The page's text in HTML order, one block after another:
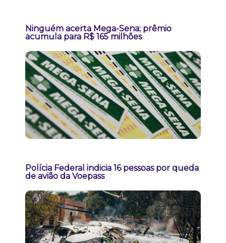
Ninguém acerta Mega-Sena; prêmio
acumula para R$ 165 milhões
Polícia Federal indicia 16 pessoas por queda
de avião da Voepass